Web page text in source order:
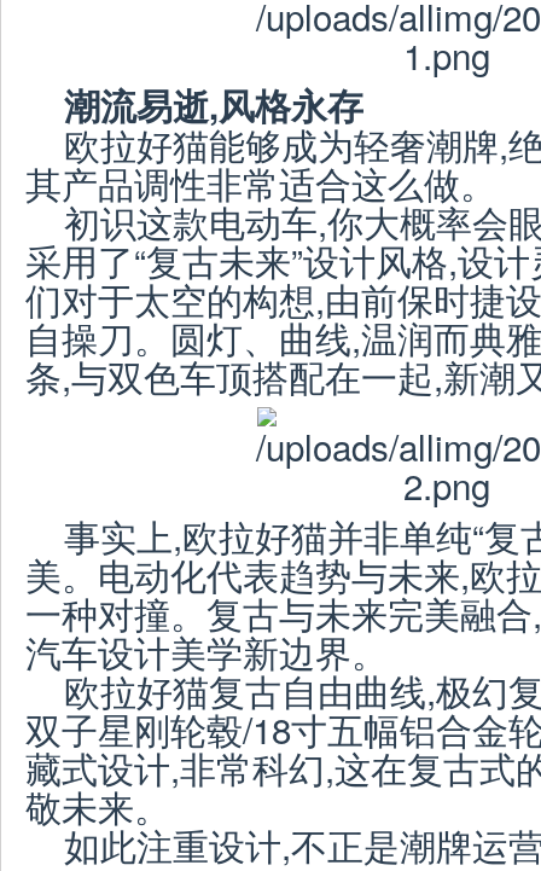
潮流易逝,风格永存
欧拉好猫能够成为轻奢潮牌,
其产品调性非常适合这么做。
初识这款电动车,你大概率会
采用了“复古未来”设计风格,设
们对于太空的构想,由前保时捷
自操刀。圆灯、曲线,温润而典
条,与双色车顶搭配在一起,新潮
事实上,欧拉好猫并非单纯“复
美。电动化代表趋势与未来,欧
一种对撞。复古与未来完美融
汽车设计美学新边界。
欧拉好猫复古自由曲线,极幻
双子星刚轮毂/18寸五幅铝合金
藏式设计,非常科幻,这在复古式
敬未来。
如此注重设计,不正是潮牌运